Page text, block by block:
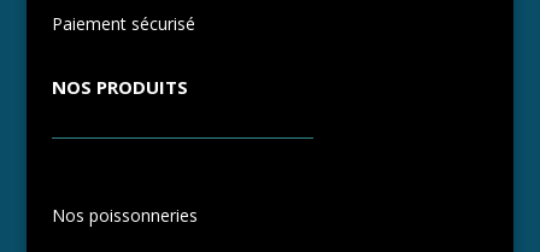
Paiement sécurisé
NOS PRODUITS
Nos poissonneries